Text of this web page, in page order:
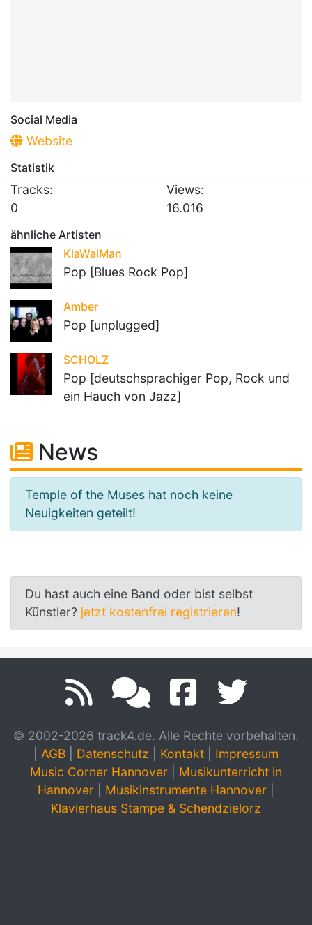
Social Media
Website
Statistik
Tracks:
0
Views:
16.016
ähnliche Artisten
KlaWalMan
Pop [Blues Rock Pop]
Amber
Pop [unplugged]
SCHOLZ
Pop [deutschsprachiger Pop, Rock und
ein Hauch von Jazz]
News
Temple of the Muses hat noch keine
Neuigkeiten geteilt!
Du hast auch eine Band oder bist selbst
Künstler? jetzt kostenfrei registrieren!
© 2002-2026 track4.de. Alle Rechte vorbehalten.
AGB Datenschutz Kontakt
Impressum
Music Corner Hannover
Musikunterricht in
Hannover
Musikinstrumente Hannover
Klavierhaus Stampe & Schendzielorz